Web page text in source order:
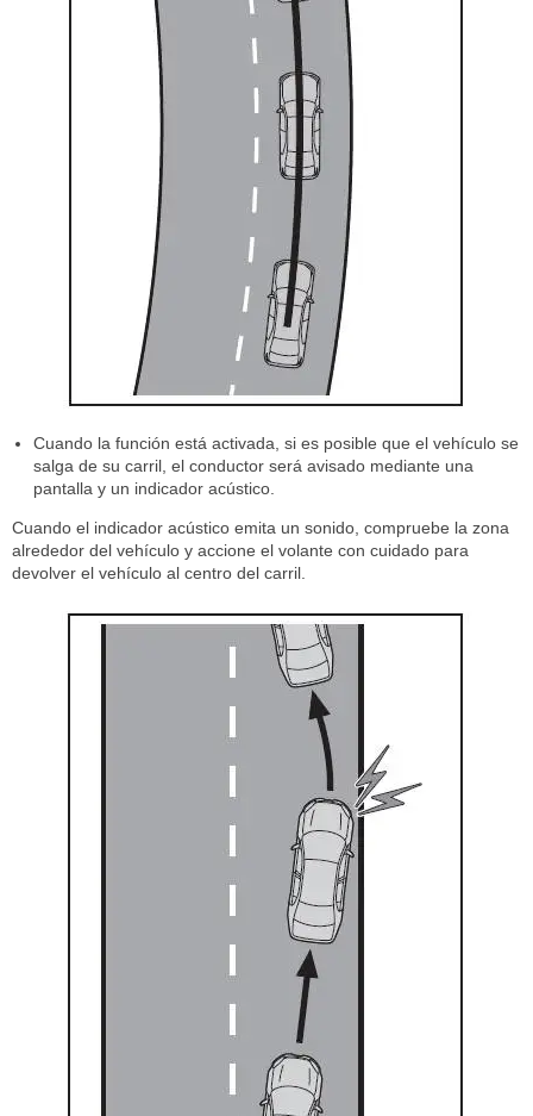
Cuando la función está activada, si es posible que el vehículo se
salga de su carril, el conductor será avisado mediante una
pantalla y un indicador acústico.
Cuando el indicador acústico emita un sonido, compruebe la zona
alrededor del vehículo y accione el volante con cuidado para
devolver el vehículo al centro del carril.